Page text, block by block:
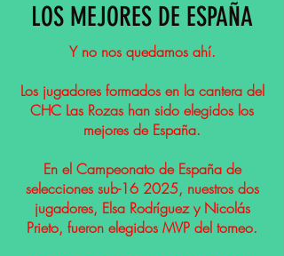
LOS MEJORES DE ESPAÑA
Y no nos quedamos ahí.
Los jugadores formados en la cantera del
CHC Las Rozas han sido elegidos los
mejores de España.
En el Campeonato de España de
selecciones sub-16 2025, nuestros dos
jugadores, Elsa Rodríguez y Nicolás
Prieto, fueron elegidos MVP del torneo.